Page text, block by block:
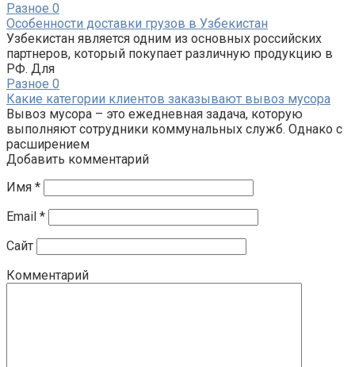
Разное 0
Особенности доставки грузов в Узбекистан
Узбекистан является одним из основных российских
партнеров, который покупает различную продукцию в
РФ. Для
Разное 0
Какие категории клиентов заказывают вывоз мусора
Вывоз мусора – это ежедневная задача, которую
выполняют сотрудники коммунальных служб. Однако с
расширением
Добавить комментарий
Имя *
Email *
Сайт
Комментарий